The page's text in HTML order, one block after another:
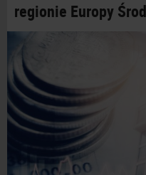
regionie Europy